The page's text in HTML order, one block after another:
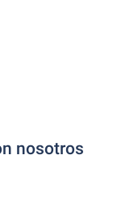
nosotros